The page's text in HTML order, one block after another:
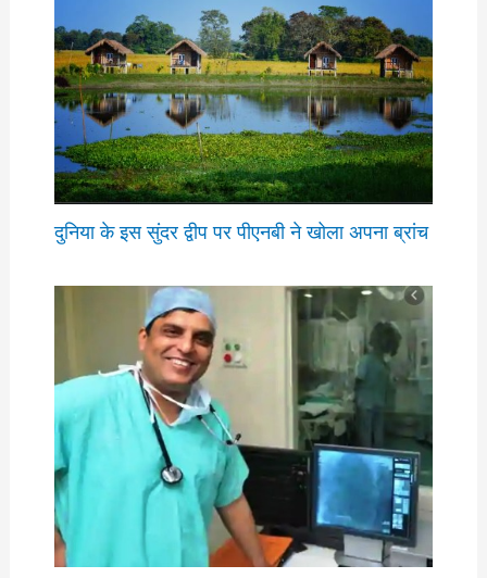
दुनिया के इस सुंदर द्वीप पर पीएनबी ने खोला अपना ब्रांच